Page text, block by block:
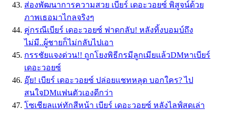
ส่องพัฒนาการความสวย เบียร์ เดอะวอยซ์ พิสูจน์ด้วย
ภาพเธอมาไกลจริงๆ
คู่กรณีเบียร์ เดอะวอยซ์ ฟาดกลับ! หลังทิ้งบอมบ์ถึง
ไม่มี..ผู้ชายก็ไม่กลับไปเอา
กรรชัยแจงด่วน!! ถูกโยงพิธีกรมีลูกเมียแล้วDMหาเบียร์
เดอะวอยซ์
อุ๊ย! เบียร์ เดอะวอยซ์ ปล่อยแชทหลุด บอกใคร? ไป
สนใจDMแฟนตัวเองดีกว่า
โซเชียลเเห่ทักสีหน้า เบียร์ เดอะวอยซ์ หลังไลฟ์สดเล่า